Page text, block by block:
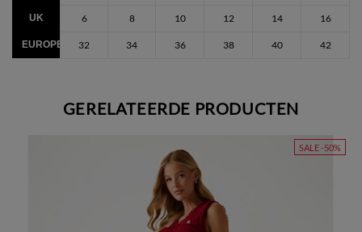
UK 6 8 10 12 14 16
EUROPEES 32 34 36 38 40 42
GERELATEERDE PRODUCTEN
SALE -50%